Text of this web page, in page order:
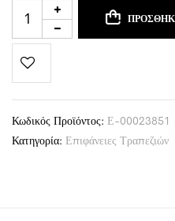
Κωδικός Προϊόντος: Ε-00023851
Κατηγορία: Επιφάνειες Τραπεζιών